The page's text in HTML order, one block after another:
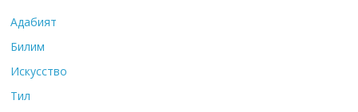
Адабият
Билим
Искусство
Тил